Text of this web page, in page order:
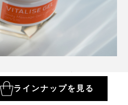
、MONOCOでも大人気、リカ
ア『VENEX（ベネクス）』が
ラインナップを見る